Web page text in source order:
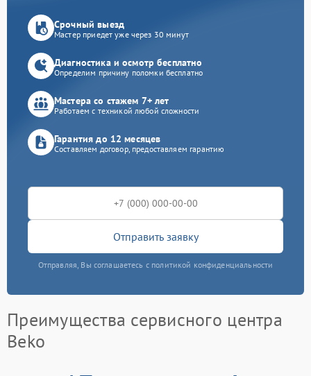
Срочный выезд
Мастер приедет уже через 30 минут
Диагностика и осмотр бесплатно
Определим причину поломки бесплатно
Мастера со стажем 7+ лет
Работаем с техникой любой сложности
Гарантия до 12 месяцев
Составляем договор, предоставляем гарантию
Отправить заявку
Отправляя, Вы соглашаетесь с политикой конфиденциальности
Преимущества сервисного центра
Beko